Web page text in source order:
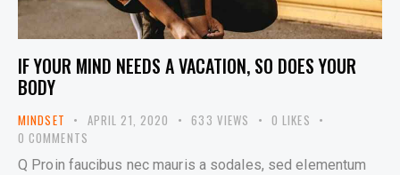
IF YOUR MIND NEEDS A VACATION, SO DOES YOUR
BODY
MINDSET APRIL 21, 2020 633 VIEWS 0 LIKES
0 COMMENTS
Q Proin faucibus nec mauris a sodales, sed elementum